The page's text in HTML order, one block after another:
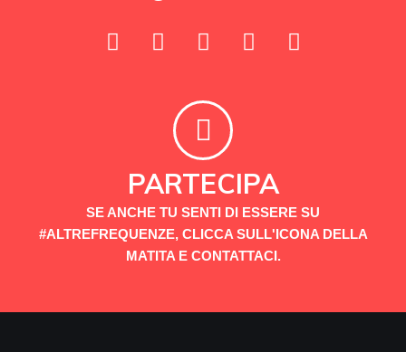
PARTECIPA
SE ANCHE TU SENTI DI ESSERE SU
#ALTREFREQUENZE, CLICCA SULL'ICONA DELLA
MATITA E CONTATTACI.